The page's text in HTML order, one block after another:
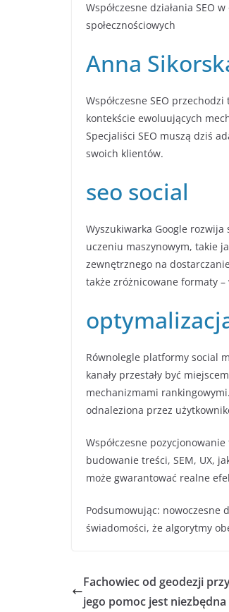
Współczesne działania SEO
społecznościowych
Anna
Współczesne SEO
kontekście ewoluujących
Specjaliści SEO muszą dziś
swoich klientów.
seo social
Wyszukiwarka Google
uczeniu maszynowym, takie
zewnętrznego na
także zróżnicowane formaty
Równolegle platformy social
kanały przestały być
mechanizmami
odnaleziona przez
Współczesne
budowanie treści, SEM, UX,
może gwarantować realne
Podsumowując: nowoczesne
świadomości, że algorytmy
Fachowiec od geodezji
jego pomoc jest niezbędna